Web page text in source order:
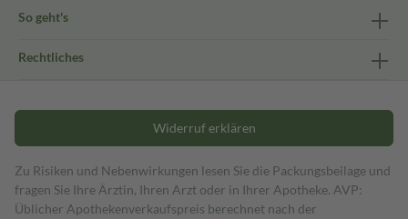
So geht's
Rechtliches
Widerruf erklären
Zu Risiken und Nebenwirkungen lesen Sie die Packungsbeilage und
fragen Sie Ihre Ärztin, Ihren Arzt oder in Ihrer Apotheke. AVP:
Üblicher Apothekenverkaufspreis berechnet nach der